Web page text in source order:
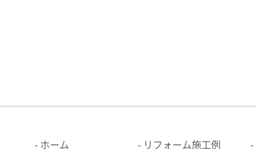
ホーム リフォーム施工例